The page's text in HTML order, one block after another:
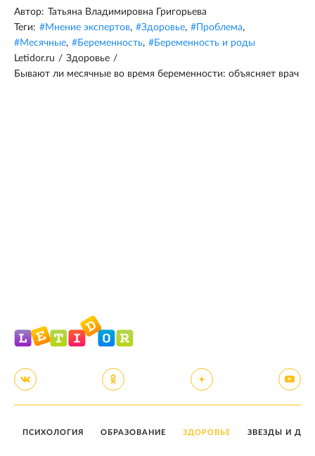
Автор: Татьяна Владимировна Григорьева
Теги: #Мнение экспертов, #Здоровье, #Проблема,
#Месячные, #Беременность, #Беременность и роды
Letidor.ru / Здоровье /
Бывают ли месячные во время беременности: объясняет врач
ПСИХОЛОГИЯ ОБРАЗОВАНИЕ ЗДОРОВЬЕ ЗВЕЗДЫ И